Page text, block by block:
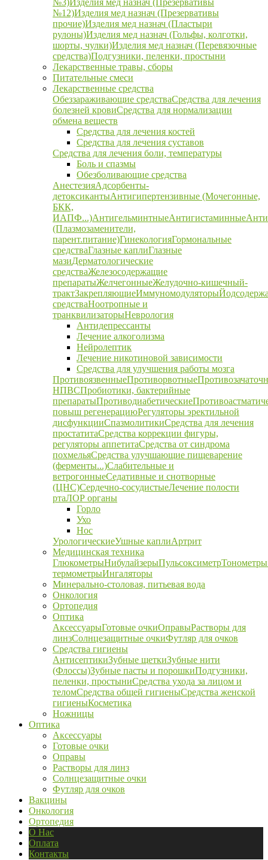
№3)Изделия мед назнач (Презервативы
№12)Изделия мед назнач (Презервативы
прочие)Изделия мед назнач (Пластыри
рулоны)Изделия мед назнач (Гольфы, колготки,
шорты, чулки)Изделия мед назнач (Перевязочные
средства)Подгузники, пеленки, простыни
Лекарственные травы, сборы
Питательные смеси
Лекарственные средства
Обеззараживающие средстваСредства для лечения
болезней кровиСредства для нормализации
обмена веществ
Средства для лечения костей
Средства для лечения суставов
Средства для лечения боли, температуры
Боль и спазмы
Обезболивающие средства
АнестезияАдсорбенты-
детоксикантыАнтигипертензивные (Мочегонные,
БКК,
ИАПФ...)АнтигельминтныеАнтигистаминные
(Плазмозаменители,
парент.питание)ГинекологияГормональные
средстваГлазные каплиГлазные
мазиДерматологические
средстваЖелезосодержащие
препаратыЖелчегонныеЖелудочно-кишечный-
трактЗакрепляющиеИммуномодуляторы
средстваНоотропные и
транквилизаторыНеврология
Антидепрессанты
Лечение алкоголизма
Нейролептик
Лечение никотиновой зависимости
Средства для улучшения работы мозга
ПротивоязвенныеПротиворвотные
НПВСПробиотики, бактерийные
препаратыПротиводиабетические
повыш регенерациюРегуляторы эректильной
дисфункцииСпазмолитикиСредства для лечения
простатитаСредства коррекции фигуры,
регуляторы аппетитаСредства от синдрома
похмельяСредства улучшающие пищеварение
(ферменты...)Слабительные и
ветрогонныеСедативные и снотворные
(ЦНС)Сердечно-сосудистыеЛечение полости
ртаЛОР органы
Горло
Ухо
Нос
УрологическиеУшные каплиАртрит
Медицинская техника
ГлюкометрыНибулайзерыПульсоксиметрТонометры
термометрыИнгаляторы
Минерально-столовая, питьевая вода
Онкология
Ортопедия
Оптика
АксессуарыГотовые очкиОправыРастворы для
линзСолнцезащитные очкиФутляр для очков
Средства гигиены
АнтисептикиЗубные щеткиЗубные нити
(Флоссы)Зубные пасты и порошкиПодгузники,
пеленки, простыниСредства ухода за лицом и
теломСредства общей гигиеныСредства женской
гигиеныКосметика
Ножницы
Оптика
Аксессуары
Готовые очки
Оправы
Растворы для линз
Солнцезащитные очки
Футляр для очков
Вакцины
Онкология
Ортопедия
О Нас
Оплата
Контакты